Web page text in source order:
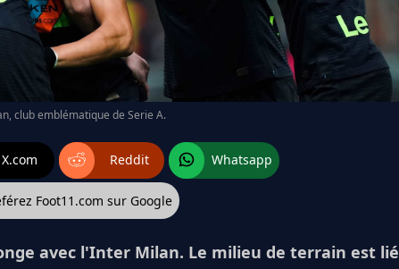
club emblématique de Serie A.
X.com Reddit Whatsapp
Foot11.com sur Google
avec l'Inter Milan. Le milieu de terrain est lié